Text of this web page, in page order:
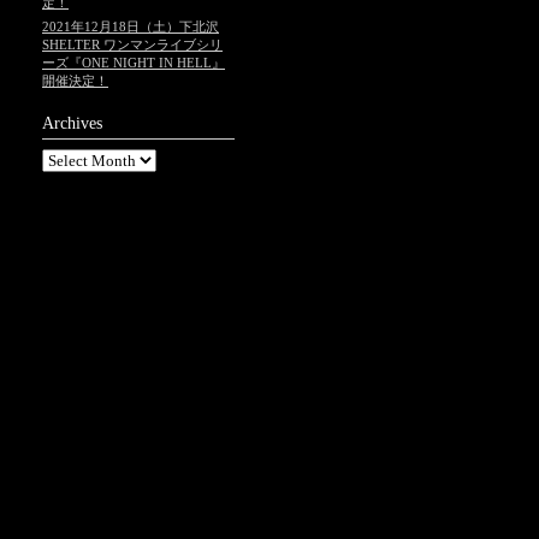
2021年12月18日（土）下北沢
SHELTER ワンマンライブシリ
ーズ『ONE NIGHT IN HELL』
開催決定！
Archives